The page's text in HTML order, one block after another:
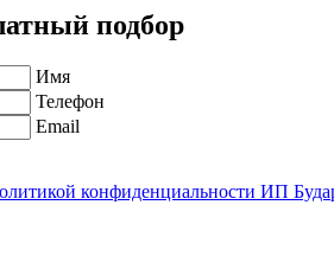
подбор
Имя
Телефон
Email
конфиденциальности ИП